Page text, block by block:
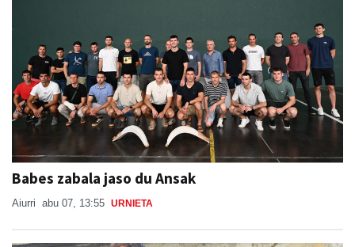
Babes zabala jaso du Ansak
Aiurri abu 07, 13:55 URNIETA